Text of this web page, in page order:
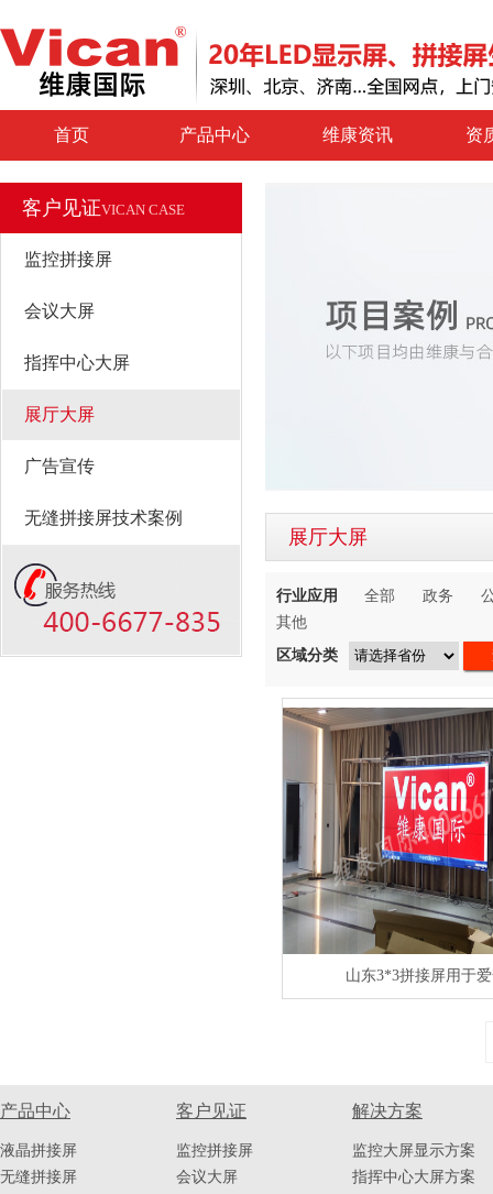
首页 产品中心 维康资讯 资
客户见证VICAN CASE
监控拼接屏
会议大屏
指挥中心大屏
展厅大屏
广告宣传
无缝拼接屏技术案例
展厅大屏
行业应用 全部 政务
其他
区域分类
山东3*3拼接屏用于
产品中心
液晶拼接屏
无缝拼接屏
客户见证
监控拼接屏
会议大屏
解决方案
监控大屏显示方案
指挥中心大屏方案